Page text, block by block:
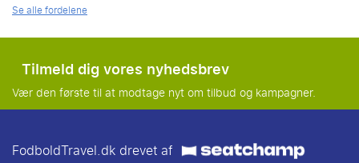
Se alle fordelene
Tilmeld dig vores nyhedsbrev
Vær den første til at modtage nyt om tilbud og kampagner.
FodboldTravel.dk drevet af